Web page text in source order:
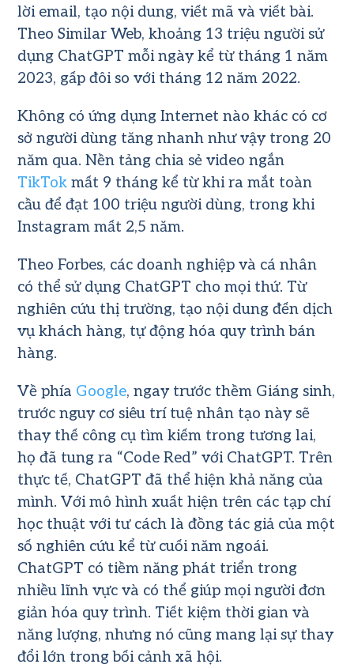
lời email, tạo nội dung, viết mã và viết bài.
Theo Similar Web, khoảng 13 triệu người sử
dụng ChatGPT mỗi ngày kể từ tháng 1 năm
2023, gấp đôi so với tháng 12 năm 2022.
Không có ứng dụng Internet nào khác có cơ
sở người dùng tăng nhanh như vậy trong 20
năm qua. Nền tảng chia sẻ video ngắn
TikTok mất 9 tháng kể từ khi ra mắt toàn
cầu để đạt 100 triệu người dùng, trong khi
Instagram mất 2,5 năm.
Theo Forbes, các doanh nghiệp và cá nhân
có thể sử dụng ChatGPT cho mọi thứ. Từ
nghiên cứu thị trường, tạo nội dung đến dịch
vụ khách hàng, tự động hóa quy trình bán
hàng.
Về phía Google, ngay trước thềm Giáng sinh,
trước nguy cơ siêu trí tuệ nhân tạo này sẽ
thay thế công cụ tìm kiếm trong tương lai,
họ đã tung ra “Code Red” với ChatGPT. Trên
thực tế, ChatGPT đã thể hiện khả năng của
mình. Với mô hình xuất hiện trên các tạp chí
học thuật với tư cách là đồng tác giả của một
số nghiên cứu kể từ cuối năm ngoái.
ChatGPT có tiềm năng phát triển trong
nhiều lĩnh vực và có thể giúp mọi người đơn
giản hóa quy trình. Tiết kiệm thời gian và
năng lượng, nhưng nó cũng mang lại sự thay
đổi lớn trong bối cảnh xã hội.